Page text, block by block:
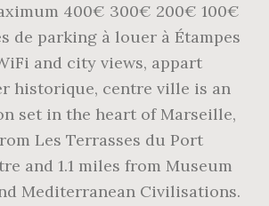
400€ 300€ 200€ 100€
de parking à louer à Étampes
and city views, appart
historique, centre ville is an
set in the heart of Marseille,
Les Terrasses du Port
and 1.1 miles from Museum
Mediterranean Civilisations.